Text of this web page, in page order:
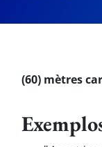
(60) mètres